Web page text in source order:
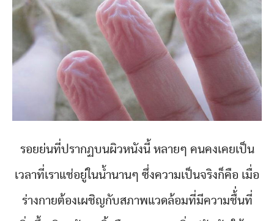
รอยย่นที่ปรากฏบนผิวหนังนี้ หลายๆ คนคงเคยเป็น
เวลาที่เราแช่อยู่ในน้ำนานๆ ซึ่งความเป็นจริงก็คือ เมื่อ
ร่างกายต้องเผชิญกับสภาพแวดล้อมที่มีความชื้่นที่